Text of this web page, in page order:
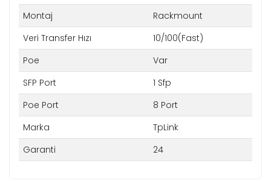
Montaj
Rackmount
Veri Transfer Hızı
10/100(Fast)
Poe
Var
SFP Port
1 Sfp
Poe Port
8 Port
Marka
TpLink
Garanti
24